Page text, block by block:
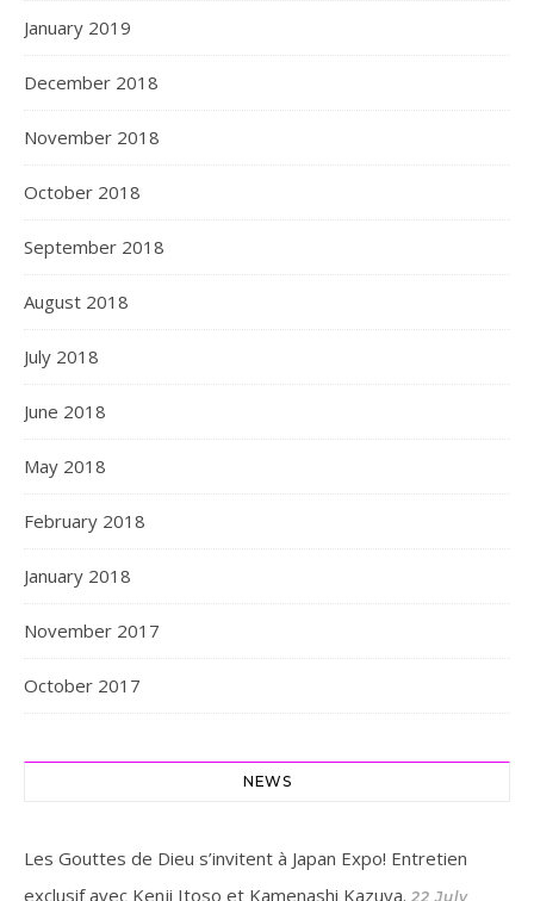
January 2019
December 2018
November 2018
October 2018
September 2018
August 2018
July 2018
June 2018
May 2018
February 2018
January 2018
November 2017
October 2017
NEWS
Les Gouttes de Dieu s’invitent à Japan Expo! Entretien
exclusif avec Kenji Itoso et Kamenashi Kazuya. 22 July